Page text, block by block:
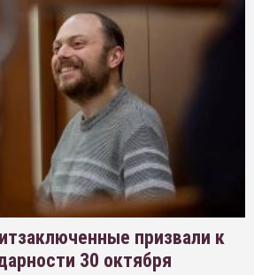
призвали к
30 октября